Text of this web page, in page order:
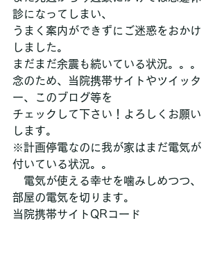
診になってしまい、
うまく案内ができずにご迷惑をおかけ
しました。
まだまだ余震も続いている状況。。。
念のため、当院携帯サイトやツイッタ
ー、このブログ等を
チェックして下さい！よろしくお願い
します。
※計画停電なのに我が家はまだ電気が
付いている状況。。
電気が使える幸せを噛みしめつつ、
部屋の電気を切ります。
当院携帯サイトQRコード